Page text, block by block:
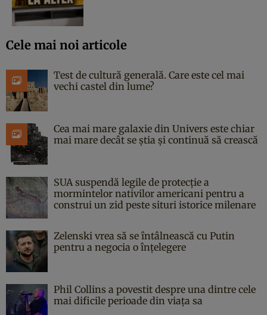
Cele mai noi articole
Test de cultură generală. Care este cel mai
vechi castel din lume?
Cea mai mare galaxie din Univers este chiar
mai mare decât se știa și continuă să crească
SUA suspendă legile de protecție a
mormintelor nativilor americani pentru a
construi un zid peste situri istorice milenare
Zelenski vrea să se întâlnească cu Putin
pentru a negocia o înțelegere
Phil Collins a povestit despre una dintre cele
mai dificile perioade din viața sa